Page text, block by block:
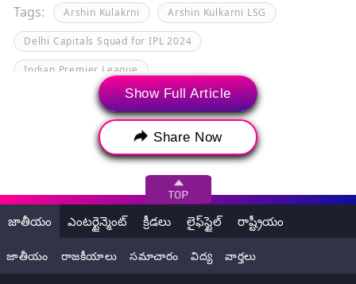
Tags: Arshin Kulakrni Arshin Kulkarni LSG
Delhi Capitals Squad for IPL 2024
Indian Premier League
Indian Premier League 2024
Indian Premier League 2024 Auction IPL
IPL 2024 Auction IPL Auction
Kumar Kushagra
LSG Squad for IPL 2024 Lucknow Super Giants
Ramandeep Singh Ricky Bhui
Show Full Article
Share Now
జాతీయం ఎంటర్టైన్మెంట్ క్రీడలు లైఫ్‌స్టైల్ రాష్ట్రీయం
జాతీయం రాజకీయాలు సమాచారం విద్య వార్తలు